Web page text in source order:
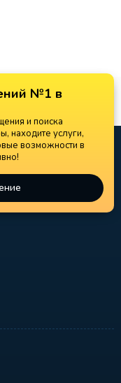
№1 в
и поиска
находите услуги,
возможности в